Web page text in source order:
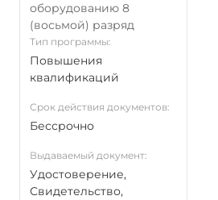
оборудованию 8
(восьмой) разряд
Тип программы:
Повышения
квалификаций
Срок действия документов:
Бессрочно
Выдаваемый документ:
Удостоверение,
Свидетельство,